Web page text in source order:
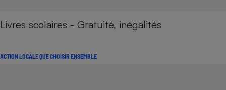
Livres scolaires - Gratuité, inégalités
ACTION LOCALE QUE CHOISIR ENSEMBLE